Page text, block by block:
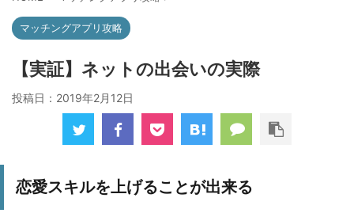
マッチングアプリ攻略
【実証】ネットの出会いの実際
投稿日： 2019年2月12日
恋愛スキルを上げることが出来る